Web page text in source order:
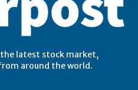
the latest stock market,
around the world.